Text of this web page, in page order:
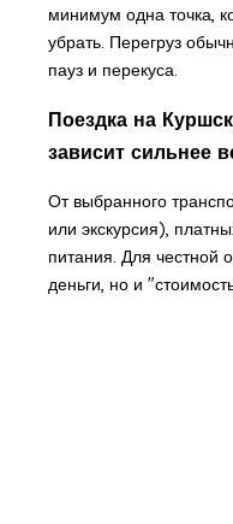
минимум одна точка,
убрать. Перегруз
пауз и перекуса.
Поездка на
зависит сильнее
От выбранного
или экскурсия),
питания. Для честной
деньги, но и